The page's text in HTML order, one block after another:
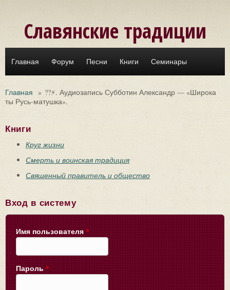
Славянские традиции
Главная Форум Песни Книги Семинары
Главная » ??⚡. Аудиозапись Субботин Александр — «Широка
ты Русь-матушка».
Книги
Круг жизни
Смерть и воинская традиция
Священный правитель и общество
Вход в систему
Имя пользователя *
Пароль *